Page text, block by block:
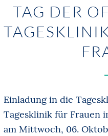
TAG DER
Einladung in die
Tagesklinik für Frauen
am Mittwoch, 06.